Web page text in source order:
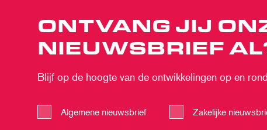
ONTVANG JIJ
NIEUWSBRIEF
Blijf op de hoogte van de ontwikkelingen op en
Algemene nieuwsbrief Zakelijke